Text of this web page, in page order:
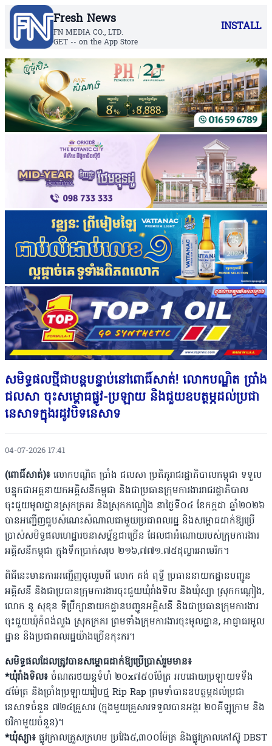
Fresh News
FN MEDIA CO., LTD.
GET -- on the App Store
INSTALL
សមិទ្ធផលថ្មីជាបន្តបន្ទាប់នៅពោធិ៍សាត់! លោកបណ្ឌិត ប្រាំង
ជលសា ចុះសម្ពោធផ្លូវ-ប្រឡាយ និងជួយឧបត្ថម្ភដល់ប្រជា
នេសាទក្នុងរដូវបិទនេសាទ
04-07-2026 17:41
(ពោធិ៍សាត់)៖ លោកបណ្ឌិត ប្រាំង ជលសា ប្រតិភូរាជរដ្ឋាភិបាលកម្ពុជា ទទួល
បន្ទុកជាអគ្គនាយកអគ្គិសនីកម្ពុជា និងជាប្រធានក្រុមការងាររាជរដ្ឋាភិបាល
ចុះជួយមូលដ្ឋានស្រុកក្រគរ និងស្រុកកណ្តៀង នាថ្ងៃទី០៤ ខែកក្កដា ឆ្នាំ២០២៦
បានអញ្ជើញជួបសំណេះសំណាលជាមួយប្រជាពលរដ្ឋ និងសម្ពោធដាក់ឱ្យប្រើ
ប្រាស់សមិទ្ធផលហេដ្ឋារចនាសម្ព័ន្ធជាច្រើន ដែលជាអំណោយរបស់ក្រុមការងារ
អគ្គិសនីកម្ពុជា ក្នុងទឹកប្រាក់សរុប ២១៦,៧៧១.៧៥ដុល្លារអាមេរិក។
ពិធីនេះមានការអញ្ជើញចូលរួមពី លោក គង់ ពុទ្ធី ប្រធាននាយកដ្ឋានបញ្ជូន
អគ្គិសនី និងជាប្រធានក្រុមការងារចុះជួយឃុំរាំងទិល និងឃុំស្យា ស្រុកកណ្តៀង,
លោក នូ សុខុន ទីប្រឹក្សានាយកដ្ឋានបញ្ជូនអគ្គិសនី និងជាប្រធានក្រុមការងារ
ចុះជួយឃុំកំពង់លួង ស្រុកក្រគរ ព្រមទាំងក្រុមការងារចុះមូលដ្ឋាន, អាជ្ញាធរមូល
ដ្ឋាន និងប្រជាពលរដ្ឋយ៉ាងច្រើនកុះករ។
សមិទ្ធផលដែលត្រូវបានសម្ពោធដាក់ឱ្យប្រើប្រាស់រួមមាន៖
*ឃុំរាំងទិល៖ ចំណតរថយន្តទំហំ ២០x៧៥០ម៉ែត្រ អបដោយប្រឡាយទទឹង
៥ម៉ែត្រ និងច្រាំងប្រឡាយរៀបថ្ម Rip Rap ព្រមទាំបានឧបត្ថម្ភដល់ប្រជា
នេសាទចំនួន ៧២៤គ្រួសារ (ក្នុងមួយគ្រួសារទទួលបានអង្ករ ២០គីឡូក្រាម និង
ថវិកាមួយចំនួន)។
*ឃុំស្យា៖ ផ្លូវក្រាលគ្រួសក្រហម ប្រវែង៥,៣០០ម៉ែត្រ និងផ្លូវក្រាលកៅស៊ូ DBST